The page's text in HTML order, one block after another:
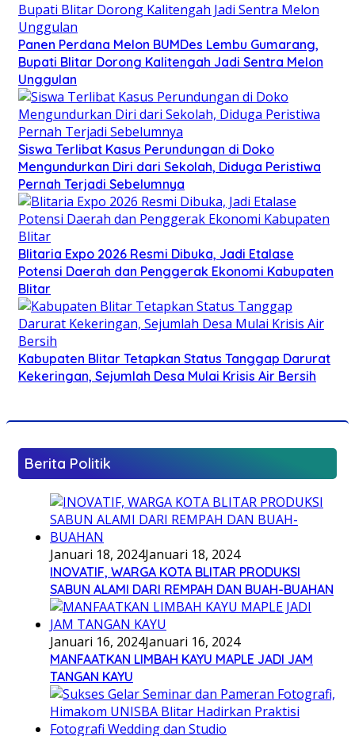
Panen Perdana Melon BUMDes Lembu Gumarang,
Bupati Blitar Dorong Kalitengah Jadi Sentra Melon
Unggulan
Siswa Terlibat Kasus Perundungan di Doko
Mengundurkan Diri dari Sekolah, Diduga Peristiwa
Pernah Terjadi Sebelumnya
Blitaria Expo 2026 Resmi Dibuka, Jadi Etalase
Potensi Daerah dan Penggerak Ekonomi Kabupaten
Blitar
Kabupaten Blitar Tetapkan Status Tanggap Darurat
Kekeringan, Sejumlah Desa Mulai Krisis Air Bersih
Berita Politik
Januari 18, 2024Januari 18, 2024
INOVATIF, WARGA KOTA BLITAR PRODUKSI
SABUN ALAMI DARI REMPAH DAN BUAH-BUAHAN
Januari 16, 2024Januari 16, 2024
MANFAATKAN LIMBAH KAYU MAPLE JADI JAM
TANGAN KAYU